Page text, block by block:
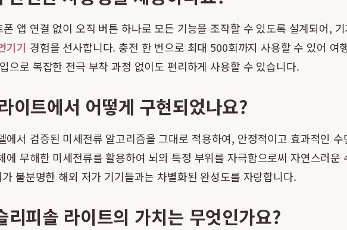
앱 연결 없이 오직 버튼 하나로 모든 기능을 조작할 수 있도록 설계되어,
기기 경험을 선사합니다. 충전 한 번으로 최대 500회까지 사용할 수 있어
으로 복잡한 전극 부착 과정 없이도 편리하게 사용할 수 있습니다.
이트에서 어떻게 구현되었나요?
에서 검증된 미세전류 알고리즘을 그대로 적용하여, 안정적이고 효과적인
무해한 미세전류를 활용하여 뇌의 특정 부위를 자극함으로써 자연스러
불분명한 해외 저가 기기들과는 차별화된 완성도를 자랑합니다.
피솔 라이트의 가치는 무엇인가요?